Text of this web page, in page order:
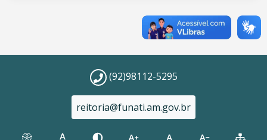
(92)98112-5295
reitoria@funati.am.gov.br